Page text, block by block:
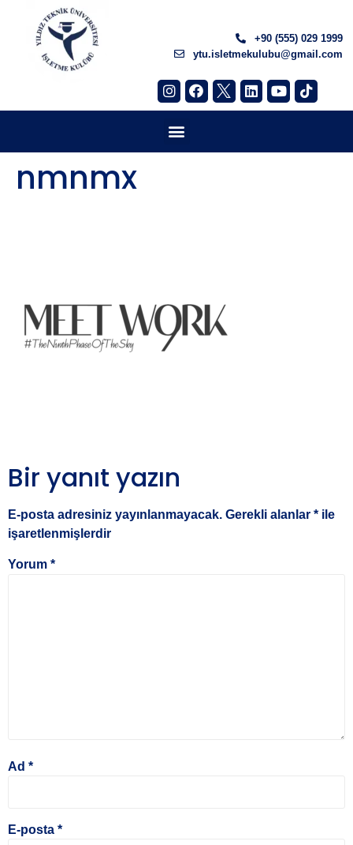
+90 (555) 029 1999
ytu.isletmekulubu@gmail.com
nmnmx
Bir yanıt yazın
E-posta adresiniz yayınlanmayacak. Gerekli alanlar * ile
işaretlenmişlerdir
Yorum *
Ad *
E-posta *